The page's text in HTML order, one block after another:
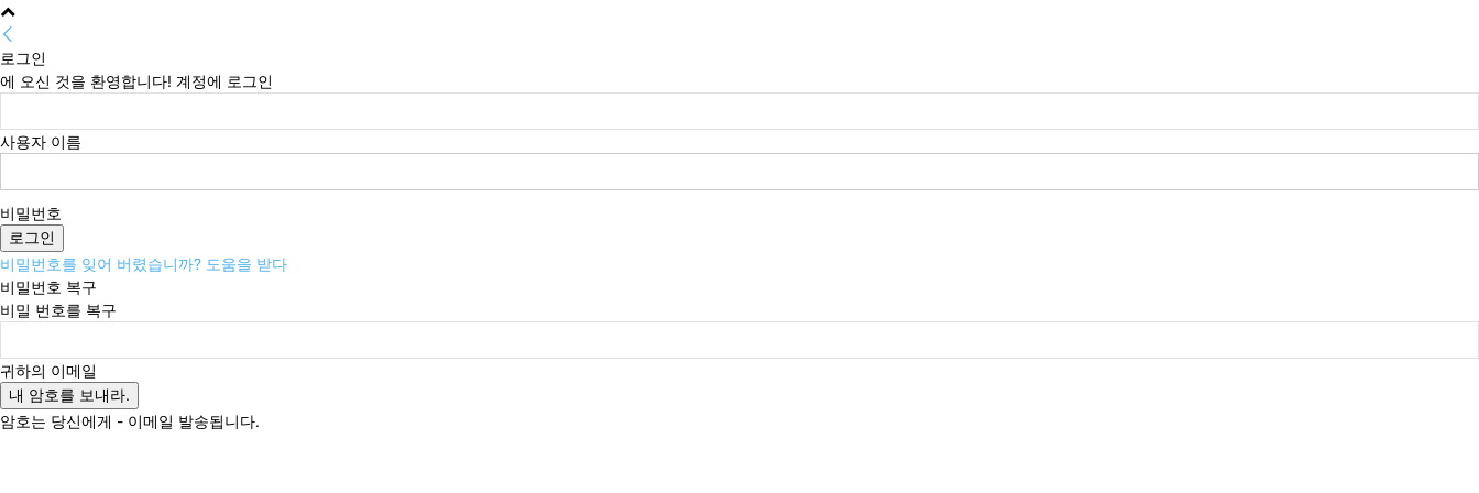
로그인
에 오신 것을 환영합니다! 계정에 로그인
사용자 이름
비밀번호
비밀번호를 잊어 버렸습니까? 도움을 받다
비밀번호 복구
비밀 번호를 복구
귀하의 이메일
암호는 당신에게 - 이메일 발송됩니다.